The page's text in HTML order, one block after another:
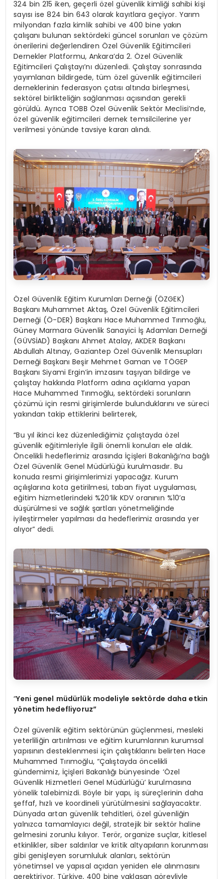
324 bin 215 iken, geçerli özel güvenlik kimliği sahibi kişi
sayısı ise 824 bin 643 olarak kayıtlara geçiyor. Yarım
milyondan fazla kimlik sahibi ve 400 bine yakın
çalışanı bulunan sektördeki güncel sorunları ve çözüm
önerilerini değerlendiren Özel Güvenlik Eğitimcileri
Dernekler Platformu, Ankara’da 2. Özel Güvenlik
Eğitimcileri Çalıştayı’nı düzenledi. Çalıştay sonrasında
yayımlanan bildirgede, tüm özel güvenlik eğitimcileri
derneklerinin federasyon çatısı altında birleşmesi,
sektörel birlikteliğin sağlanması açısından gerekli
görüldü. Ayrıca TOBB Özel Güvenlik Sektör Meclisi’nde,
özel güvenlik eğitimcileri dernek temsilcilerine yer
verilmesi yönünde tavsiye kararı alındı.
Özel Güvenlik Eğitim Kurumları Derneği (ÖZGEK)
Başkanı Muhammet Aktaş, Özel Güvenlik Eğitimcileri
Derneği (Ö-DER) Başkanı Hace Muhammed Tırımoğlu,
Güney Marmara Güvenlik Sanayici İş Adamları Derneği
(GÜVSİAD) Başkanı Ahmet Atalay, AKDER Başkanı
Abdullah Altınay, Gaziantep Özel Güvenlik Mensupları
Derneği Başkanı Beşir Mehmet Gaman ve TÖGEP
Başkanı Siyami Ergin’in imzasını taşıyan bildirge ve
çalıştay hakkında Platform adına açıklama yapan
Hace Muhammed Tırımoğlu, sektördeki sorunların
çözümü için resmi girişimlerde bulunduklarını ve süreci
yakından takip ettiklerini belirterek,
“Bu yıl ikinci kez düzenlediğimiz çalıştayda özel
güvenlik eğitimleriyle ilgili önemli konuları ele aldık.
Öncelikli hedeflerimiz arasında İçişleri Bakanlığı’na bağlı
Özel Güvenlik Genel Müdürlüğü kurulmasıdır. Bu
konuda resmi girişimlerimizi yapacağız. Kurum
açılışlarına kota getirilmesi, taban fiyat uygulaması,
eğitim hizmetlerindeki %20’lik KDV oranının %10’a
düşürülmesi ve sağlık şartları yönetmeliğinde
iyileştirmeler yapılması da hedeflerimiz arasında yer
alıyor” dedi.
“Yeni genel müdürlük modeliyle sektörde daha etkin
yönetim hedefliyoruz”
Özel güvenlik eğitim sektörünün güçlenmesi, mesleki
yeterliliğin artırılması ve eğitim kurumlarının kurumsal
yapısının desteklenmesi için çalıştıklarını belirten Hace
Muhammed Tırımoğlu, “Çalıştayda öncelikli
gündemimiz, İçişleri Bakanlığı bünyesinde ‘Özel
Güvenlik Hizmetleri Genel Müdürlüğü’ kurulmasına
yönelik talebimizdi. Böyle bir yapı, iş süreçlerinin daha
şeffaf, hızlı ve koordineli yürütülmesini sağlayacaktır.
Dünyada artan güvenlik tehditleri, özel güvenliğin
yalnızca tamamlayıcı değil, stratejik bir sektör haline
gelmesini zorunlu kılıyor. Terör, organize suçlar, kitlesel
etkinlikler, siber saldırılar ve kritik altyapıların korunması
gibi genişleyen sorumluluk alanları, sektörün
yönetimsel ve yapısal açıdan yeniden ele alınmasını
gerektiriyor. Türkiye, 400 bine yaklaşan görevliyle